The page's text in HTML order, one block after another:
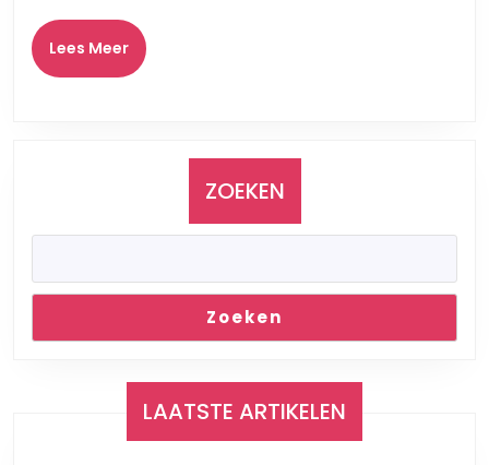
Lees MeerLees
Meer
ZOEKEN
Zoeken
LAATSTE ARTIKELEN